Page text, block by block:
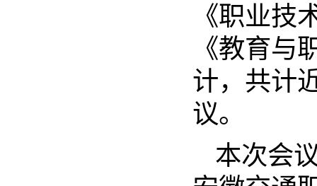
《职业技
《教育与
计，共计
议。
本次会